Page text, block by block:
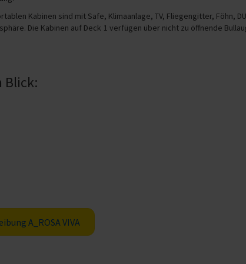
Kabinen sind mit Safe, Klimaanlage, TV, Fliegengitter, Föhn,
Die Kabinen auf Deck 1 verfügen über nicht zu öffnende
Blick:
A_ROSA VIVA